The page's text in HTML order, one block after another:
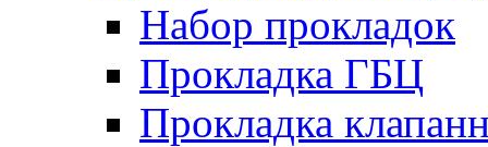
Набор прокладок
Прокладка ГБЦ
Прокладка